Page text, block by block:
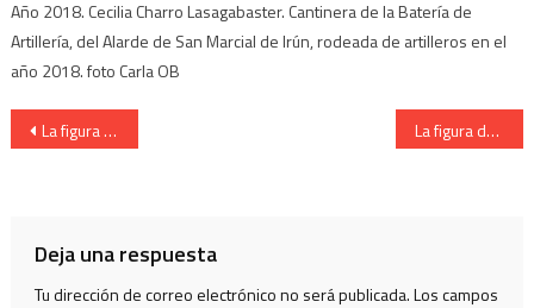
Año 2018. Cecilia Charro Lasagabaster. Cantinera de la Batería de
Artillería, del Alarde de San Marcial de Irún, rodeada de artilleros en el
año 2018. foto Carla OB
Navegación
La figura del Cornetín de Órdenes del Alarde de Irun La figura del Cornetín de Órdenes del Alarde de Irun
Deja una respuesta
Tu dirección de correo electrónico no será publicada.Los campos